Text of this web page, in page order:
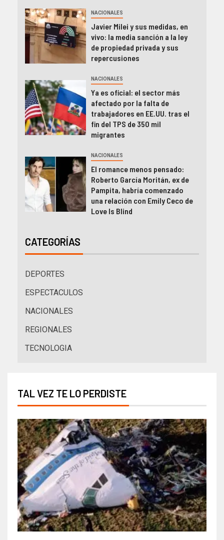
NACIONALES
Javier Milei y sus medidas, en
vivo: la media sanción a la ley
de propiedad privada y sus
repercusiones
NACIONALES
Ya es oficial: el sector más
afectado por la falta de
trabajadores en EE.UU. tras el
fin del TPS de 350 mil
migrantes
NACIONALES
El romance menos pensado:
Roberto García Moritán, ex de
Pampita, habría comenzado
una relación con Emily Ceco de
Love Is Blind
CATEGORÍAS
DEPORTES
ESPECTACULOS
NACIONALES
REGIONALES
TECNOLOGIA
TAL VEZ TE LO PERDISTE